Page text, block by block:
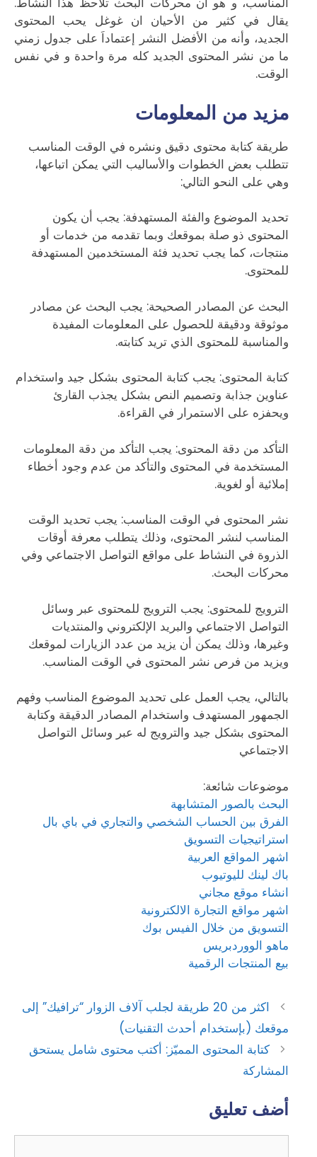
يقال في كثير من الأحيان ان غوغل يحب المحتوى
الجديد، وأنه من الأفضل النشر إعتماداَ على جدول زمني
ما من نشر المحتوى الجديد كله مرة واحدة و في نفس
الوقت.
مزيد من المعلومات
طريقة كتابة محتوى دقيق ونشره في الوقت المناسب
تتطلب بعض الخطوات والأساليب التي يمكن اتباعها،
وهي على النحو التالي:
تحديد الموضوع والفئة المستهدفة: يجب أن يكون
المحتوى ذو صلة بموقعك وبما تقدمه من خدمات أو
منتجات، كما يجب تحديد فئة المستخدمين المستهدفة
للمحتوى.
البحث عن المصادر الصحيحة: يجب البحث عن مصادر
موثوقة ودقيقة للحصول على المعلومات المفيدة
والمناسبة للمحتوى الذي تريد كتابته.
كتابة المحتوى: يجب كتابة المحتوى بشكل جيد واستخدام
عناوين جذابة وتصميم النص بشكل يجذب القارئ
ويحفزه على الاستمرار في القراءة.
التأكد من دقة المحتوى: يجب التأكد من دقة المعلومات
المستخدمة في المحتوى والتأكد من عدم وجود أخطاء
إملائية أو لغوية.
نشر المحتوى في الوقت المناسب: يجب تحديد الوقت
المناسب لنشر المحتوى، وذلك يتطلب معرفة أوقات
الذروة في النشاط على مواقع التواصل الاجتماعي وفي
محركات البحث.
الترويج للمحتوى: يجب الترويج للمحتوى عبر وسائل
التواصل الاجتماعي والبريد الإلكتروني والمنتديات
وغيرها، وذلك يمكن أن يزيد من عدد الزيارات لموقعك
ويزيد من فرص نشر المحتوى في الوقت المناسب.
بالتالي، يجب العمل على تحديد الموضوع المناسب وفهم
الجمهور المستهدف واستخدام المصادر الدقيقة وكتابة
المحتوى بشكل جيد والترويج له عبر وسائل التواصل
الاجتماعي
موضوعات شائعة:
البحث بالصور المتشابهة
الفرق بين الحساب الشخصي والتجاري في باي بال
استراتيجيات التسويق
اشهر المواقع العربية
باك لينك لليوتيوب
انشاء موقع مجاني
اشهر مواقع التجارة الالكترونية
التسويق من خلال الفيس بوك
ماهو الووردبريس
بيع المنتجات الرقمية
اكثر من 20 طريقة لجلب آلاف الزوار “ترافيك” إلى
موقعك (بإستخدام أحدث التقنيات)
كتابة المحتوى المميّز: أكتب محتوى شامل يستحق
المشاركة
أضف تعليق